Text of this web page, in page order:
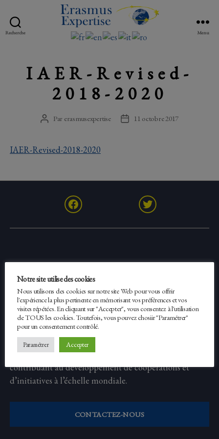
Recherche
Erasmus
Menu
IAER-Revised-
2018-2020
Auteur
Par erasmusexpertise
Date11 octobre 2017
IAER-Revised-2018-2020
Facebook Twitter
Erasmus Expertise
Fondé en 2012, Erasmus Expertise est un réseau
international réunissant des experts issus de différents
milieux. Il conçoit et met en œuvre des projets dans les
domaines de l’éducation, de la formation, de
l’enseignement supérieur et de la recherche, en
contribuant au développement de coopérations et
d’initiatives à l’échelle mondiale.
CONTACTEZ-NOUS
Notre site utilise des cookies
Nous utilisons des cookies sur notre site Web pour vous offrir
l'expérience la plus pertinente en mémorisant vos préférences et vos
visites répétées. En cliquant sur "Accepter", vous consentez à l'utilisation
de TOUS les cookies. Toutefois, vous pouvez chosiir "Paramétrer"
pour un consentement contrôlé.
Paramétrer Accepter